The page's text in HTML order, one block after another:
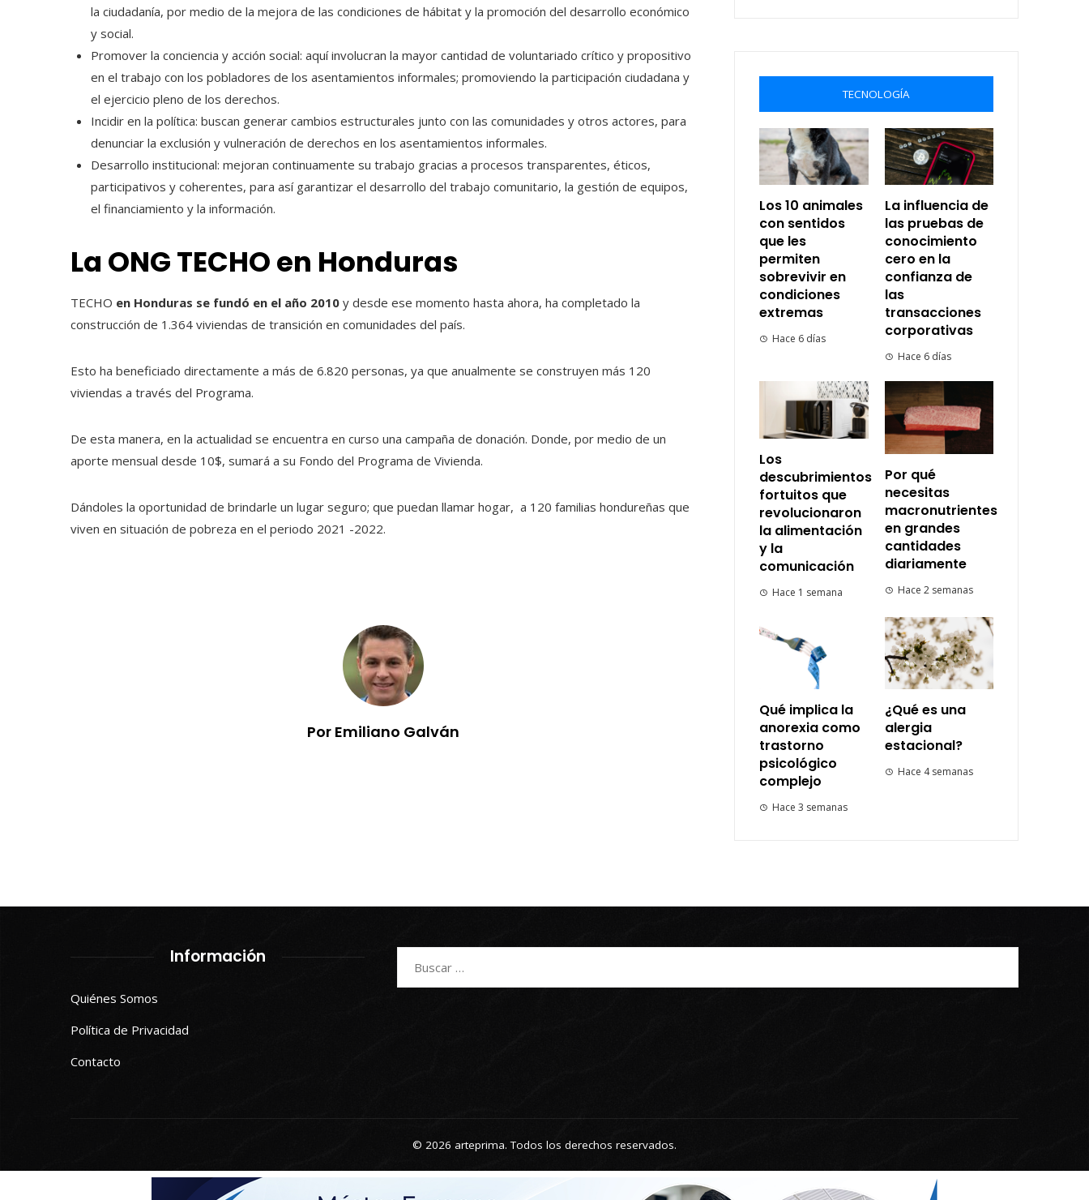
la ciudadanía, por medio de la mejora de las condiciones de hábitat y la promoción del desarrollo económico
y social.
Promover la conciencia y acción social: aquí involucran la mayor cantidad de voluntariado crítico y propositivo
en el trabajo con los pobladores de los asentamientos informales; promoviendo la participación ciudadana y
el ejercicio pleno de los derechos.
Incidir en la política: buscan generar cambios estructurales junto con las comunidades y otros actores, para
denunciar la exclusión y vulneración de derechos en los asentamientos informales.
Desarrollo institucional: mejoran continuamente su trabajo gracias a procesos transparentes, éticos,
participativos y coherentes, para así garantizar el desarrollo del trabajo comunitario, la gestión de equipos,
el financiamiento y la información.
La ONG TECHO en Honduras
TECHO en Honduras se fundó en el año 2010 y desde ese momento hasta ahora, ha completado la
construcción de 1.364 viviendas de transición en comunidades del país.
Esto ha beneficiado directamente a más de 6.820 personas, ya que anualmente se construyen más 120
viviendas a través del Programa.
De esta manera, en la actualidad se encuentra en curso una campaña de donación. Donde, por medio de un
aporte mensual desde 10$, sumará a su Fondo del Programa de Vivienda.
Dándoles la oportunidad de brindarle un lugar seguro; que puedan llamar hogar, a 120 familias hondureñas que
viven en situación de pobreza en el periodo 2021 -2022.
Por Emiliano Galván
TECNOLOGÍA
Los 10 animales
con sentidos
que les
permiten
sobrevivir en
condiciones
extremas
Hace 6 días
La influencia de
las pruebas de
conocimiento
cero en la
confianza de
las
transacciones
corporativas
Hace 6 días
Los
descubrimientos
fortuitos que
revolucionaron
la alimentación
y la
comunicación
Hace 1 semana
Por qué
necesitas
macronutrientes
en grandes
cantidades
diariamente
Hace 2 semanas
Qué implica la
anorexia como
trastorno
psicológico
complejo
Hace 3 semanas
¿Qué es una
alergia
estacional?
Hace 4 semanas
Información
Quiénes Somos
Política de Privacidad
Contacto
© 2026 arteprima. Todos los derechos reservados.